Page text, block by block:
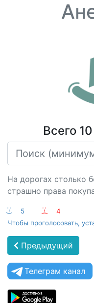
Всего
На дорогах столько
страшно права
:-) 5 :-(
4
Чтобы проголосовать,
Предыдущий
Телеграм канал